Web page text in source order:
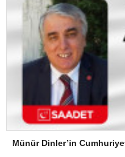
Münür Dinler’in